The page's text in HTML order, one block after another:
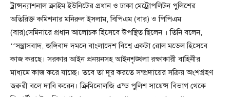
ট্রান্সন্যাশনাল ক্রাইম ইউনিটের প্রধান ও ঢাকা মেট্রোপলিটন পুলিশের
অতিরিক্ত কমিশনার মনিরুল ইসলাম, বিপিএম (বার) ও পিপিএম
(বার)সেমিনারে প্রধান আলোচক হিসেবে উপস্থিত ছিলেন । তিনি বলেন,
‘‘সন্ত্রাসবাদ, জঙ্গিবাদ দমনে বাংলাদেশ বিশ্বে একটা রোল মডেল হিসেবে
কাজ করছে। সরকার আইন প্রনয়নসহ আইনশৃঙ্খলা রক্ষাকারী বাহিনীর
মাধ্যমে কাজ করে যাচ্ছে। তবে তা দূর করতে সম্প্রদায়ের সক্রিয় অংশগ্রহণ
জরুরী বলে দাবি করেন। ক্রিমিনোলজি এন্ড পুলিশ সায়েন্স বিভাগ থেকে